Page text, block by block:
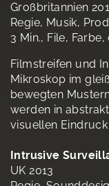
Großbritannien
Regie, Musik,
3 Min., File, Farbe,
Filmstreifen und
Mikroskop im
bewegten
werden in
visuellen
Intrusive
UK 2013